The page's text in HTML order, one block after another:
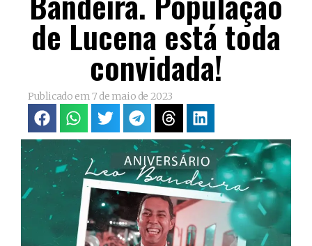
de Lucena está toda
convidada!
Publicado em7 de maio de 2023